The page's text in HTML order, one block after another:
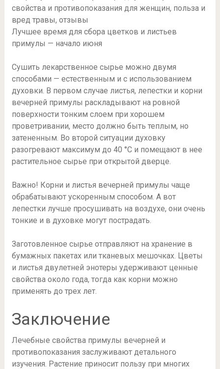
Лучшее время для сбора цветков и листьев
примулы — начало июня
Сушить лекарственное сырье можно двумя
способами — естественным и с использованием
духовки. В первом случае листья, лепестки и корни
вечерней примулы раскладывают на ровной
поверхности тонким слоем при хорошем
проветривании, место должно быть теплым, но
затененным. Во второй ситуации духовку
разогревают максимум до 40 °С и помещают в нее
растительное сырье при открытой дверце.
Важно! Корни и листья вечерней примулы чаще
обрабатывают ускоренным способом. А вот
лепестки лучше просушивать на воздухе, они очень
тонкие и в духовке могут пострадать.
Заготовленное сырье отправляют на хранение в
бумажных пакетах или тканевых мешочках. Цветы
и листья двулетней энотеры удерживают ценные
свойства около года, тогда как корни можно
применять до трех лет.
Заключение
Лечебные свойства примулы вечерней и
противопоказания заслуживают детального
изучения. Растение приносит пользу при многих